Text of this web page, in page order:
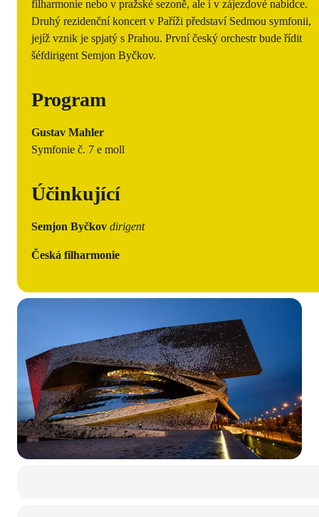
filharmonie nebo v pražské sezoně, ale i v zájezdové nabídce.
Druhý rezidenční koncert v Paříži představí Sedmou symfonii,
jejíž vznik je spjatý s Prahou. První český orchestr bude řídit
šéfdirigent Semjon Byčkov.
Program
Gustav Mahler
Symfonie č. 7 e moll
Účinkující
Semjon Byčkov dirigent
Česká filharmonie